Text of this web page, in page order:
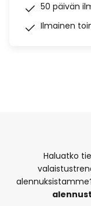
50 päivän
Ilmainen
Haluatko